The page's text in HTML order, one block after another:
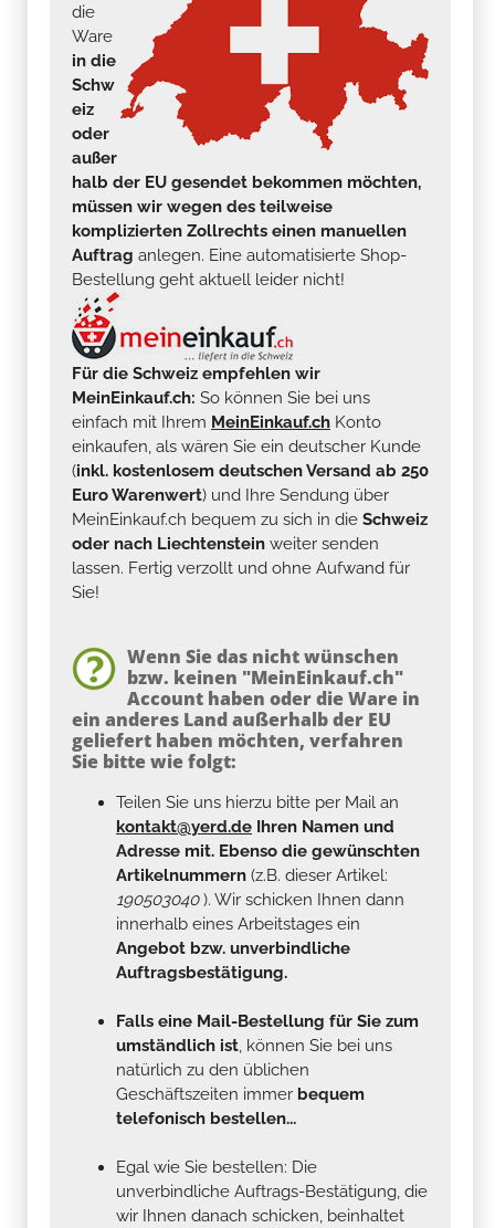
die
Ware
in die
Schw
eiz
oder
außer
halb der EU gesendet bekommen möchten,
müssen wir wegen des teilweise
komplizierten Zollrechts einen manuellen
Auftrag anlegen. Eine automatisierte Shop-
Bestellung geht aktuell leider nicht!
Für die Schweiz empfehlen wir
MeinEinkauf.ch: So können Sie bei uns
einfach mit Ihrem MeinEinkauf.ch Konto
einkaufen, als wären Sie ein deutscher Kunde
(inkl. kostenlosem deutschen Versand ab 250
Euro Warenwert) und Ihre Sendung über
MeinEinkauf.ch bequem zu sich in die Schweiz
oder nach Liechtenstein weiter senden
lassen. Fertig verzollt und ohne Aufwand für
Sie!
Wenn Sie das nicht wünschen
bzw. keinen "MeinEinkauf.ch"
Account haben oder die Ware in
ein anderes Land außerhalb der EU
geliefert haben möchten, verfahren
Sie bitte wie folgt:
Teilen Sie uns hierzu bitte per Mail an
kontakt@yerd.de Ihren Namen und
Adresse mit. Ebenso die gewünschten
Artikelnummern (z.B. dieser Artikel:
190503040). Wir schicken Ihnen dann
innerhalb eines Arbeitstages ein
Angebot bzw. unverbindliche
Auftragsbestätigung.
Falls eine Mail-Bestellung für Sie zum
umständlich ist, können Sie bei uns
natürlich zu den üblichen
Geschäftszeiten immer bequem
telefonisch bestellen...
Egal wie Sie bestellen: Die
unverbindliche Auftrags-Bestätigung, die
wir Ihnen danach schicken, beinhaltet